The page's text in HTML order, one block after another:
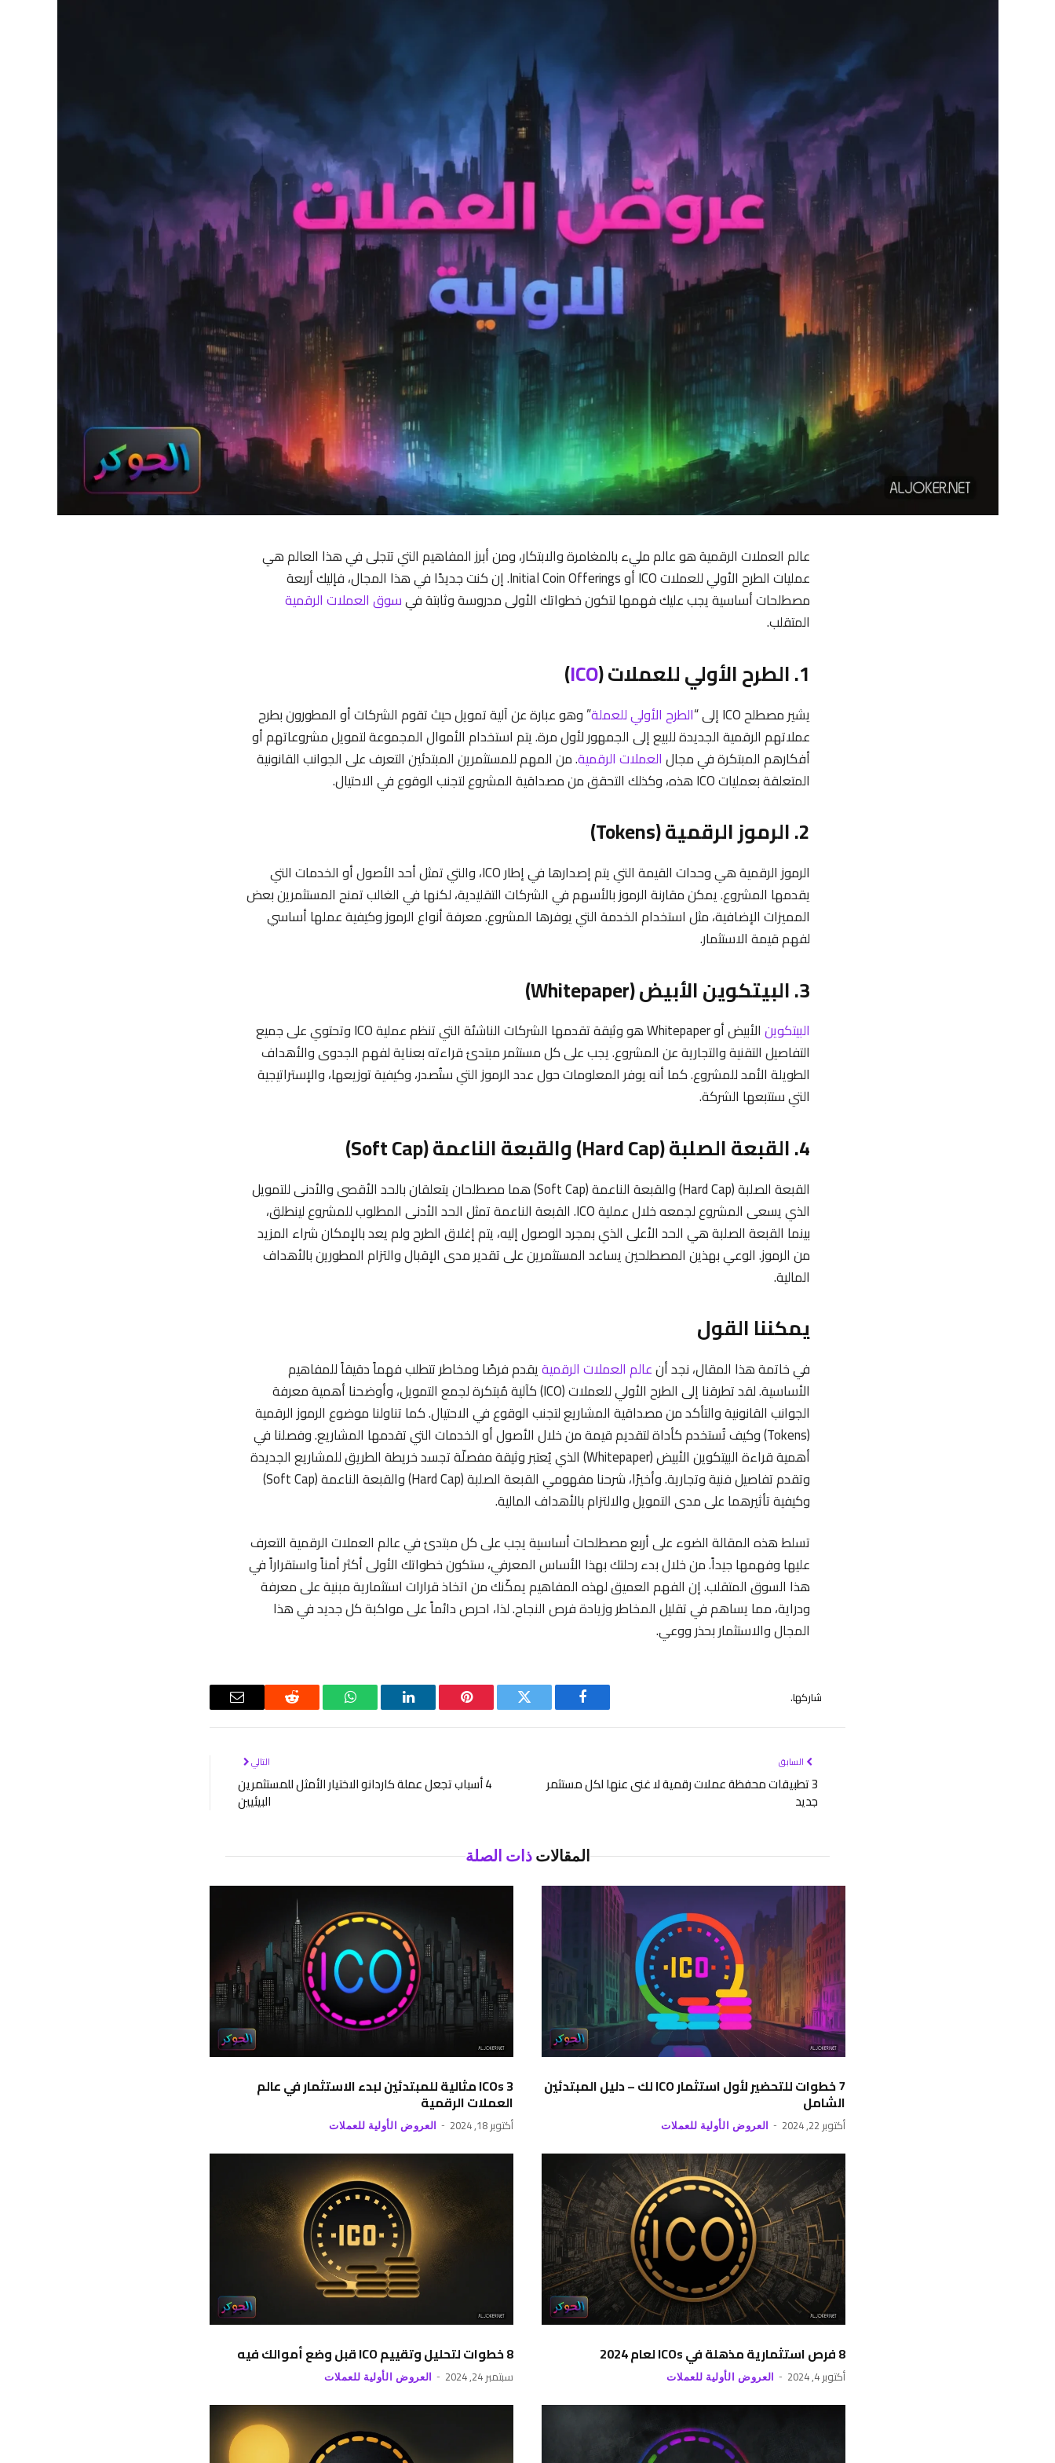
عالم العملات الرقمية هو عالم مليء بالمغامرة والابتكار، ومن أبرز المفاهيم التي تتجلى في هذا العالم هي
عمليات الطرح الأولي للعملات ICO أو Initial Coin Offerings. إن كنت جديدًا في هذا المجال، فإليك أربعة
مصطلحات أساسية يجب عليك فهمها لتكون خطواتك الأولى مدروسة وثابتة فيسوق العملات الرقمية
المتقلب.
1. الطرح الأولي للعملات ( ICO
)
يشير مصطلح ICO إلى “ الطرح الأولي للعملة” وهو عبارة عن آلية تمويل حيث تقوم الشركات أو المطورون بطرح
عملاتهم الرقمية الجديدة للبيع إلى الجمهور لأول مرة. يتم استخدام الأموال المجموعة لتمويل مشروعاتهم أو
أفكارهم المبتكرة في مجالالعملات الرقمية. من المهم للمستثمرين المبتدئين التعرف على الجوانب القانونية
المتعلقة بعمليات ICO هذه، وكذلك التحقق من مصداقية المشروع لتجنب الوقوع في الاحتيال.
2. الرموز الرقمية (Tokens)
الرموز الرقمية هي وحدات القيمة التي يتم إصدارها في إطار ICO، والتي تمثل أحد الأصول أو الخدمات التي
يقدمها المشروع. يمكن مقارنة الرموز بالأسهم في الشركات التقليدية، لكنها في الغالب تمنح المستثمرين بعض
المميزات الإضافية، مثل استخدام الخدمة التي يوفرها المشروع. معرفة أنواع الرموز وكيفية عملها أساسي
لفهم قيمة الاستثمار.
3. البيتكوين الأبيض (Whitepaper)
البيتكوين
الأبيض أو Whitepaper هو وثيقة تقدمها الشركات الناشئة التي تنظم عملية ICO وتحتوي على جميع
التفاصيل التقنية والتجارية عن المشروع. يجب على كل مستثمر مبتدئ قراءته بعناية لفهم الجدوى والأهداف
الطويلة الأمد للمشروع. كما أنه يوفر المعلومات حول عدد الرموز التي ستُصدر، وكيفية توزيعها، والإستراتيجية
التي ستتبعها الشركة.
4. القبعة الصلبة (Hard Cap) والقبعة الناعمة (Soft Cap)
القبعة الصلبة (Hard Cap) والقبعة الناعمة (Soft Cap) هما مصطلحان يتعلقان بالحد الأقصى والأدنى للتمويل
الذي يسعى المشروع لجمعه خلال عملية ICO. القبعة الناعمة تمثل الحد الأدنى المطلوب للمشروع لينطلق،
بينما القبعة الصلبة هي الحد الأعلى الذي بمجرد الوصول إليه، يتم إغلاق الطرح ولم يعد بالإمكان شراء المزيد
من الرموز. الوعي بهذين المصطلحين يساعد المستثمرين على تقدير مدى الإقبال والتزام المطورين بالأهداف
المالية.
يمكننا القول
في خاتمة هذا المقال، نجد أنعالم العملات الرقميةيقدم فرصًا ومخاطر تتطلب فهماً دقيقاً للمفاهيم
الأساسية. لقد تطرقنا إلى الطرح الأولي للعملات (ICO) كآلية مُبتكرة لجمع التمويل، وأوضحنا أهمية معرفة
الجوانب القانونية والتأكد من مصداقية المشاريع لتجنب الوقوع في الاحتيال. كما تناولنا موضوع الرموز الرقمية
(Tokens) وكيف تُستخدم كأداة لتقديم قيمة من خلال الأصول أو الخدمات التي تقدمها المشاريع. وفصلنا في
أهمية قراءة البيتكوين الأبيض (Whitepaper) الذي يُعتبر وثيقة مفصلّة تجسد خريطة الطريق للمشاريع الجديدة
وتقدم تفاصيل فنية وتجارية. وأخيرًا، شرحنا مفهومي القبعة الصلبة (Hard Cap) والقبعة الناعمة (Soft Cap)
وكيفية تأثيرهما على مدى التمويل والالتزام بالأهداف المالية.
تسلط هذه المقالة الضوء على أربع مصطلحات أساسية يجب على كل مبتدئ في عالم العملات الرقمية التعرف
عليها وفهمها جيداً. من خلال بدء رحلتك بهذا الأساس المعرفي، ستكون خطواتك الأولى أكثر أمناً واستقراراً في
هذا السوق المتقلب. إن الفهم العميق لهذه المفاهيم يمكّنك من اتخاذ قرارات استثمارية مبنية على معرفة
ودراية، مما يساهم في تقليل المخاطر وزيادة فرص النجاح. لذا، احرص دائماً على مواكبة كل جديد في هذا
المجال والاستثمار بحذر ووعي.
شاركها.
فيسبوك تويتر بينتيريستلينكدإن واتساب رديت
البريد
السابق
3 تطبيقات محفظة عملات رقمية لا غنى عنها لكل مستثمر
جديد
التالي
4 أسباب تجعل عملة كاردانو الاختيار الأمثل للمستثمرين
البيئيين
المقالاتذات الصلة
7 خطوات للتحضير لأول استثمار ICO لك – دليل المبتدئين
الشامل
أكتوبر 22, 2024 العروض الأولية للعملات
3 ICOs مثالية للمبتدئين لبدء الاستثمار في عالم
العملات الرقمية
أكتوبر 18, 2024 العروض الأولية للعملات
8 فرص استثمارية مذهلة في ICOs لعام 2024
أكتوبر 4, 2024 العروض الأولية للعملات
8 خطوات لتحليل وتقييم ICO قبل وضع أموالك فيه
سبتمبر 24, 2024 العروض الأولية للعملات